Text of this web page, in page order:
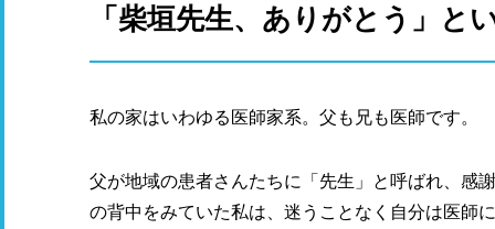
「柴垣先生、ありがとう」と
私の家はいわゆる医師家系。父も兄も医師です。
父が地域の患者さんたちに「先生」と呼ばれ、感
の背中をみていた私は、迷うことなく自分は医師